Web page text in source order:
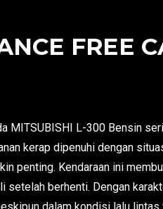
FREE
MITSUBISHI L-300 Bensin
kerap dipenuhi dengan
penting. Kendaraan ini
setelah berhenti. Dengan